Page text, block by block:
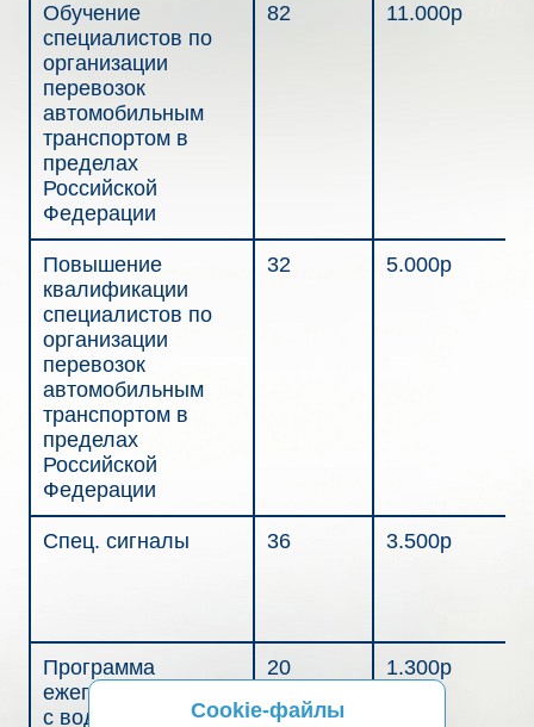
Обучение
специалистов по
организации
перевозок
автомобильным
транспортом в
пределах
Российской
Федерации
82 11.000р
Повышение
квалификации
специалистов по
организации
перевозок
автомобильным
транспортом в
пределах
Российской
Федерации
32 5.000р
Спец. сигналы 36 3.500р
Программа
ежегодных занятий
с водителями
20
1.300р
Cookie-файлы